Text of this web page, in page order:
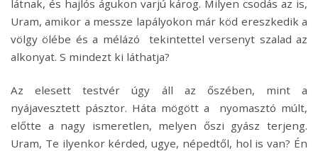
látnak, és hajlós águkon varjú károg. Milyen csodás az is,
Uram, amikor a messze lapályokon már köd ereszkedik a
völgy ölébe és a mélázó tekintettel versenyt szalad az
alkonyat. S mindezt ki láthatja?
Az elesett testvér úgy áll az őszében, mint a
nyájavesztett pásztor. Háta mögött a nyomasztó múlt,
előtte a nagy ismeretlen, melyen őszi gyász terjeng.
Uram, Te ilyenkor kérded, ugye, népedtől, hol is van? Én